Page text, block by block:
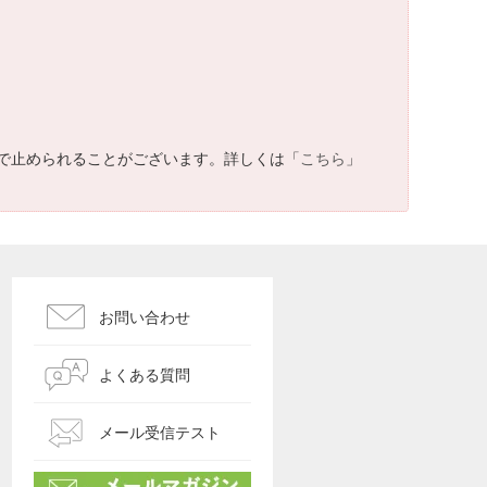
められることがございます。詳しくは「こちら 」
お問い合わせ
よくある質問
メール受信テスト